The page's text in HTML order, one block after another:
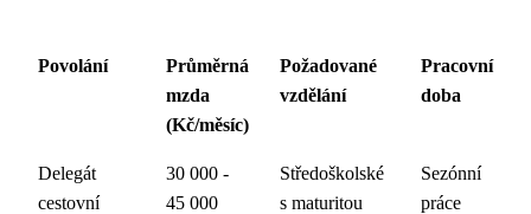
Povolání
Průměrná
mzda
(Kč/měsíc)
Požadované
vzdělání
Pracovní
doba
Delegát
cestovní
30 000 -
45 000
Středoškolské
s maturitou
Sezónní
práce